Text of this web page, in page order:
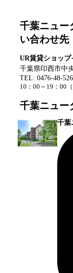
千葉ニュー
い合わせ先
UR賃貸ショッ
千葉県印西市中
TEL: 0476-48-
10：00～19：00 （
千葉ニュー
千葉